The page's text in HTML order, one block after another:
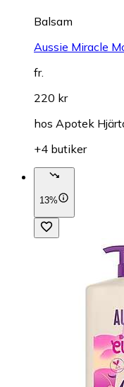
Balsam
Aussie Miracle
fr.
220 kr
hos Apotek
+4 butiker
13%